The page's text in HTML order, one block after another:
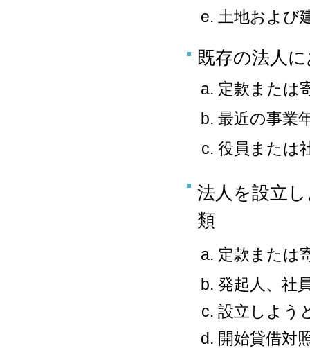
土地および
既存の法人
定款または
最近の事業
役員または
法人を設立
類
定款または
発起人、社
設立しよう
開始貸借対